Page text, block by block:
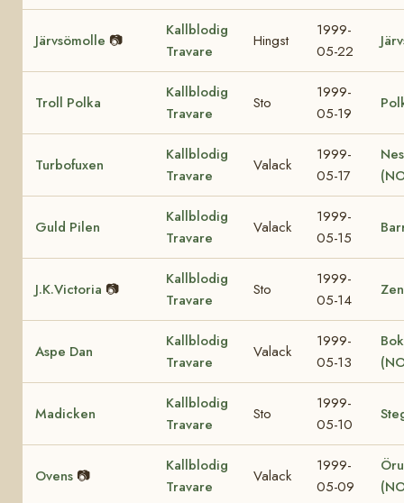
Järvsömolle 📷
Kallblodig
Travare
Hingst
1999-
05-22
Troll Polka
Kallblodig
Travare
Sto
1999-
05-19
Turbofuxen
Kallblodig
Travare
Valack
1999-
05-17
Guld Pilen
Kallblodig
Travare
Valack
1999-
05-15
J.K.Victoria 📷
Kallblodig
Travare
Sto
1999-
05-14
Aspe Dan
Kallblodig
Travare
Valack
1999-
05-13
Madicken
Kallblodig
Travare
Sto
1999-
05-10
Ovens 📷
Kallblodig
Travare
Valack
1999-
05-09